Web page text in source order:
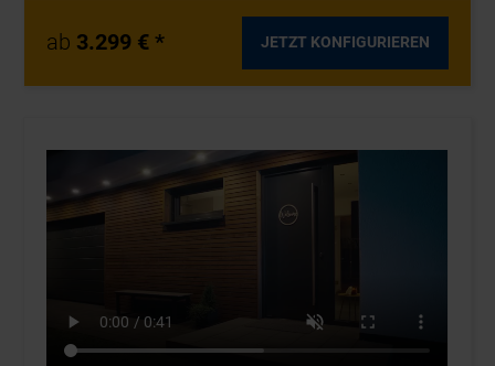
ab 3.299 € * JETZT KONFIGURIEREN